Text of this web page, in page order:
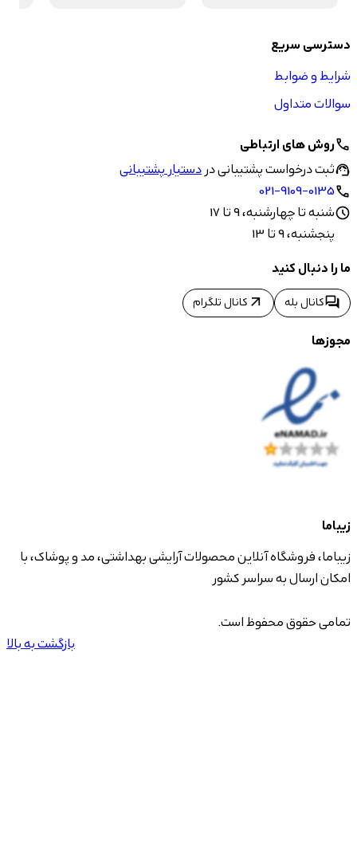
دسترسی سریع
شرایط و ضوابط
سوالات متداول
callروش های ارتباطی
support_agentثبت درخواست پشتیبانی دردستیار پشتیبانی
call
021-9109-0135
scheduleشنبه تا چهارشنبه، 9 تا 17
پنجشنبه، 9 تا 13
ما را دنبال کنید
forumکانال بله arrow_outward کانال تلگرام
مجوزها
زیباما
زیباما، فروشگاه آنلاین محصولات آرایشی بهداشتی، مد و پوشاک، با
امکان ارسال به سراسر کشور
تمامی حقوق محفوظ است.
بازگشت به بالا